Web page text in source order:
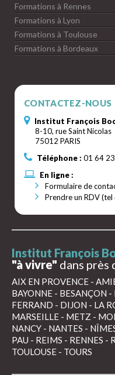
Formations à Rennes
Formations à Lyon
Formations à Toulouse
Formations à Bordeaux
CONTACTEZ-NOUS
Institut François
8-10, rue Saint Nicolas
75012 PARIS
Téléphone : 01 64
En ligne :
Formulaire de
Prendre un RDV (tel
Institut François
"à vivre" dans près
AIX EN PROVENCE -
BAYONNE - BESANÇON -
FERRAND - DIJON - LA
MARSEILLE - METZ -
NANCY - NANTES -
PAU - REIMS - RENNES -
TOULOUSE - TOURS